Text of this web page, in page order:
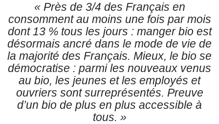
« Près de 3/4 des Français en
consomment au moins une fois par mois
dont 13 % tous les jours : manger bio est
désormais ancré dans le mode de vie de
la majorité des Français. Mieux, le bio se
démocratise : parmi les nouveaux venus
au bio, les jeunes et les employés et
ouvriers sont surreprésentés. Preuve
d’un bio de plus en plus accessible à
tous. »